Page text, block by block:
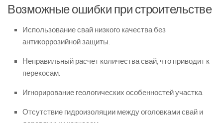
Возможные ошибки при строительстве
Использование свай низкого качества без
антикоррозийной защиты.
Неправильный расчет количества свай, что приводит к
перекосам.
Игнорирование геологических особенностей участка.
Отсутствие гидроизоляции между оголовками свай и